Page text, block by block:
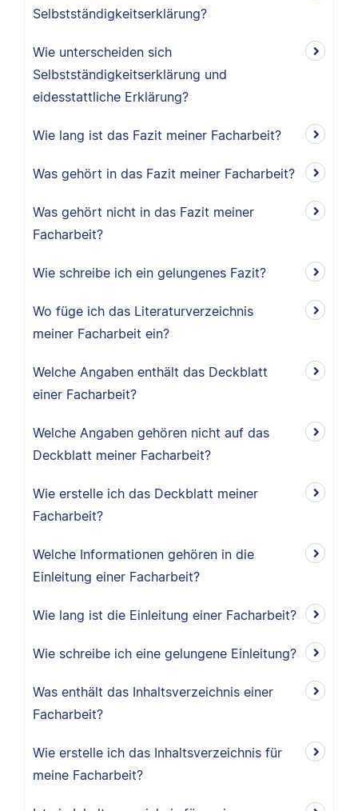
Selbstständigkeitserklärung?
Wie unterscheiden sich
Selbstständigkeitserklärung und
eidesstattliche Erklärung?
Wie lang ist das Fazit meiner Facharbeit?
Was gehört in das Fazit meiner Facharbeit?
Was gehört nicht in das Fazit meiner
Facharbeit?
Wie schreibe ich ein gelungenes Fazit?
Wo füge ich das Literaturverzeichnis
meiner Facharbeit ein?
Welche Angaben enthält das Deckblatt
einer Facharbeit?
Welche Angaben gehören nicht auf das
Deckblatt meiner Facharbeit?
Wie erstelle ich das Deckblatt meiner
Facharbeit?
Welche Informationen gehören in die
Einleitung einer Facharbeit?
Wie lang ist die Einleitung einer Facharbeit?
Wie schreibe ich eine gelungene Einleitung?
Was enthält das Inhaltsverzeichnis einer
Facharbeit?
Wie erstelle ich das Inhaltsverzeichnis für
meine Facharbeit?